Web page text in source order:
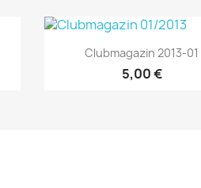
Vorschau
Clubmagazin 2013-01
5,00 €